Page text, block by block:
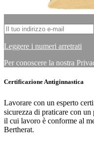
Leggere i numeri arretrati
Per conoscere la nostra
Certificazione Antiginnastica
Lavorare con un esperto
sicurezza di praticare con
il cui lavoro è conforme al
Bertherat.